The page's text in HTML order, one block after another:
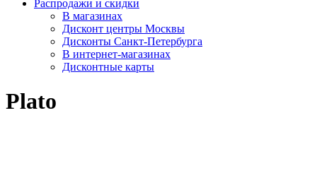
Распродажи и скидки
В магазинах
Дисконт центры Москвы
Дисконты Санкт-Петербурга
В интернет-магазинах
Дисконтные карты
Plato